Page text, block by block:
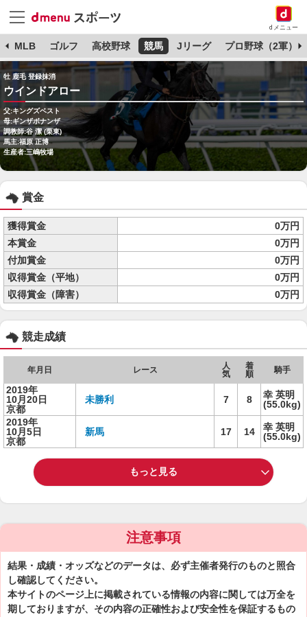
dメニュー
MLB ゴルフ 高校野球 競馬 Jリーグ プロ野球（2軍）
牡 鹿毛 登録抹消
ウインドアロー
父:キングズベスト
母:ギンザボナンザ
調教師:谷 潔 (栗東)
馬主:福原 正博
生産者:三嶋牧場
賞金
獲得賞金
0万円
本賞金
0万円
付加賞金
0万円
収得賞金（平地）
0万円
収得賞金（障害）
0万円
競走成績
年月日 レース
人
気
着
順
騎手
2019年
10月20日
京都
未勝利 7 8
幸 英明
(55.0kg)
2019年
10月5日
京都
新馬 17 14
幸 英明
(55.0kg)
もっと見る
注意事項
結果・成績・オッズなどのデータは、必ず主催者発行のものと照合
し確認してください。
本サイトのページ上に掲載されている情報の内容に関しては万全を
期しておりますが、その内容の正確性および安全性を保証するもの